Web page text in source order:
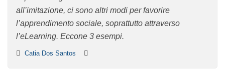
Il social learning è la capacità degli esseri umani di
imparare dagli altri. Oltre alla diretta osservazione e
all’imitazione, ci sono altri modi per favorire
l’eLearning. Eccone 3 esempi.